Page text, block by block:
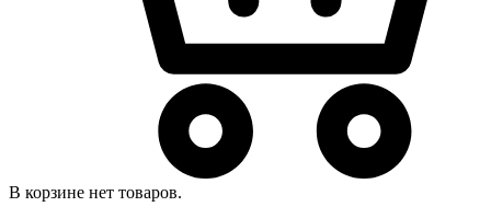
В корзине нет товаров.